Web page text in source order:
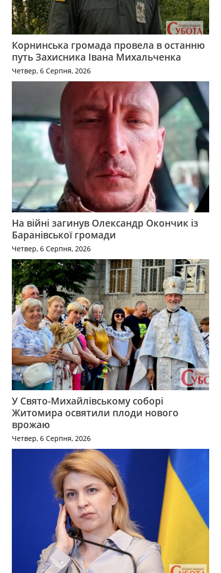
Корнинська громада провела в останню
путь Захисника Івана Михальченка
Четвер, 6 Серпня, 2026
На війні загинув Олександр Окончик із
Баранівської громади
Четвер, 6 Серпня, 2026
У Свято-Михайлівському соборі
Житомира освятили плоди нового
врожаю
Четвер, 6 Серпня, 2026